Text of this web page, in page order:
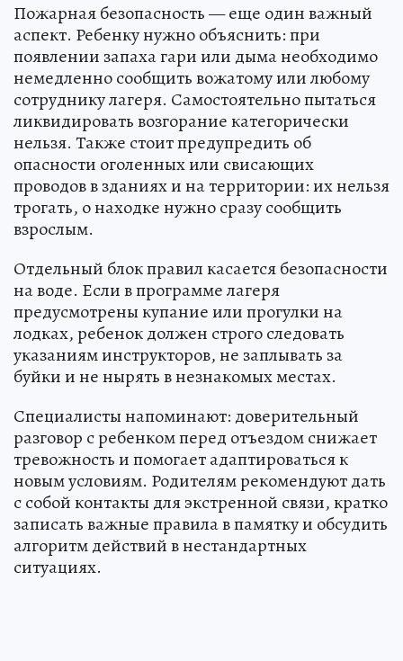
Пожарная безопасность — еще один важный
аспект. Ребенку нужно объяснить: при
появлении запаха гари или дыма необходимо
немедленно сообщить вожатому или любому
сотруднику лагеря. Самостоятельно пытаться
ликвидировать возгорание категорически
нельзя. Также стоит предупредить об
опасности оголенных или свисающих
проводов в зданиях и на территории: их нельзя
трогать, о находке нужно сразу сообщить
взрослым.
Отдельный блок правил касается безопасности
на воде. Если в программе лагеря
предусмотрены купание или прогулки на
лодках, ребенок должен строго следовать
указаниям инструкторов, не заплывать за
буйки и не нырять в незнакомых местах.
Специалисты напоминают: доверительный
разговор с ребенком перед отъездом снижает
тревожность и помогает адаптироваться к
новым условиям. Родителям рекомендуют дать
с собой контакты для экстренной связи, кратко
записать важные правила в памятку и обсудить
алгоритм действий в нестандартных
ситуациях.